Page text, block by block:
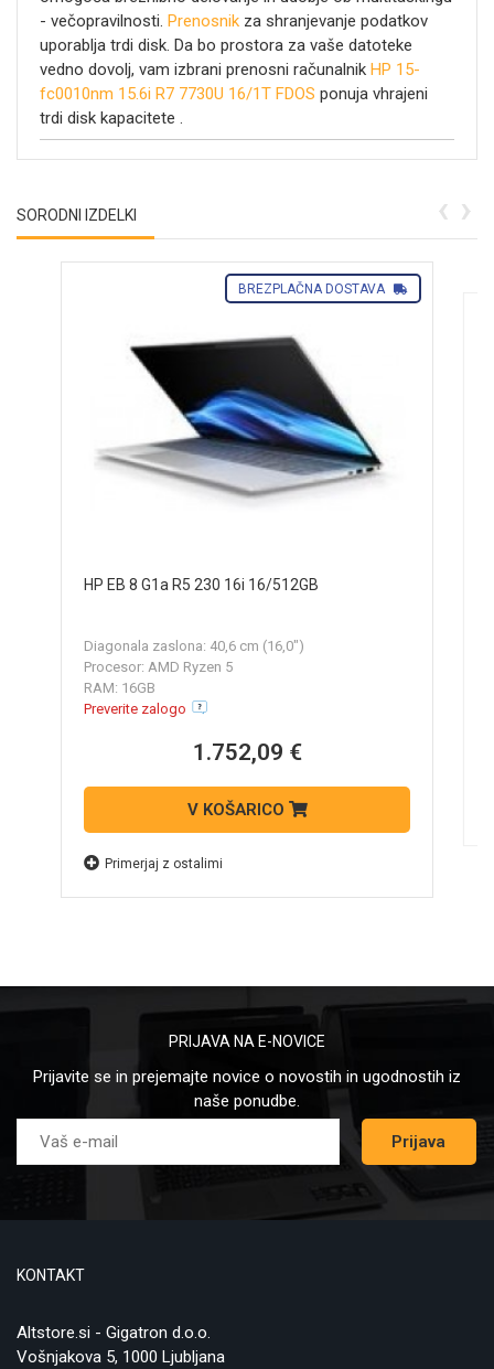
- večopravilnosti. Prenosnik za shranjevanje podatkov
uporablja trdi disk. Da bo prostora za vaše datoteke
vedno dovolj, vam izbrani prenosni računalnik HP 15-
fc0010nm 15.6i R7 7730U 16/1T FDOS ponuja vhrajeni
trdi disk kapacitete .
SORODNI IZDELKI
BREZPLAČNA DOSTAVA
HP EB 8 G1a R5 230 16i 16/512GB
Diagonala zaslona: 40,6 cm (16,0")
Procesor: AMD Ryzen 5
RAM: 16GB
Preverite zalogo
1.752,09 €
V KOŠARICO
Primerjaj z ostalimi
‹ ›
PRIJAVA NA E-NOVICE
Prijavite se in prejemajte novice o novostih in ugodnostih iz
naše ponudbe.
Prijava
KONTAKT
Altstore.si - Gigatron d.o.o.
Vošnjakova 5, 1000 Ljubljana